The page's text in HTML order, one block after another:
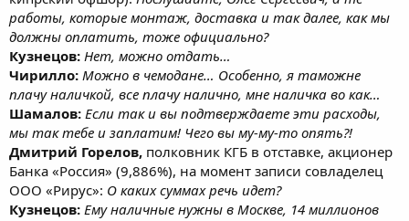
работы, которые монтаж, доставка и так далее, как мы
должны оплатить, тоже официально?
Кузнецов: Нет, можно отдать…
Чирилло: Можно в чемодане… Особенно, я таможне
плачу наличкой, все плачу налично, мне наличка во как…
Шамалов: Если так и вы подтверждаете эти расходы,
мы так тебе и заплатим! Чего вы му-му-то опять?!
Дмитрий Горелов, полковник КГБ в отставке, акционер
Банка «Россия» (9,886%), на момент записи совладелец
ООО «Рирус»: О каких суммах речь идет?
Кузнецов: Ему наличные нужны в Москве, 14 миллионов